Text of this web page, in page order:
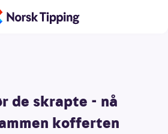
de skrapte - nå
kofferten